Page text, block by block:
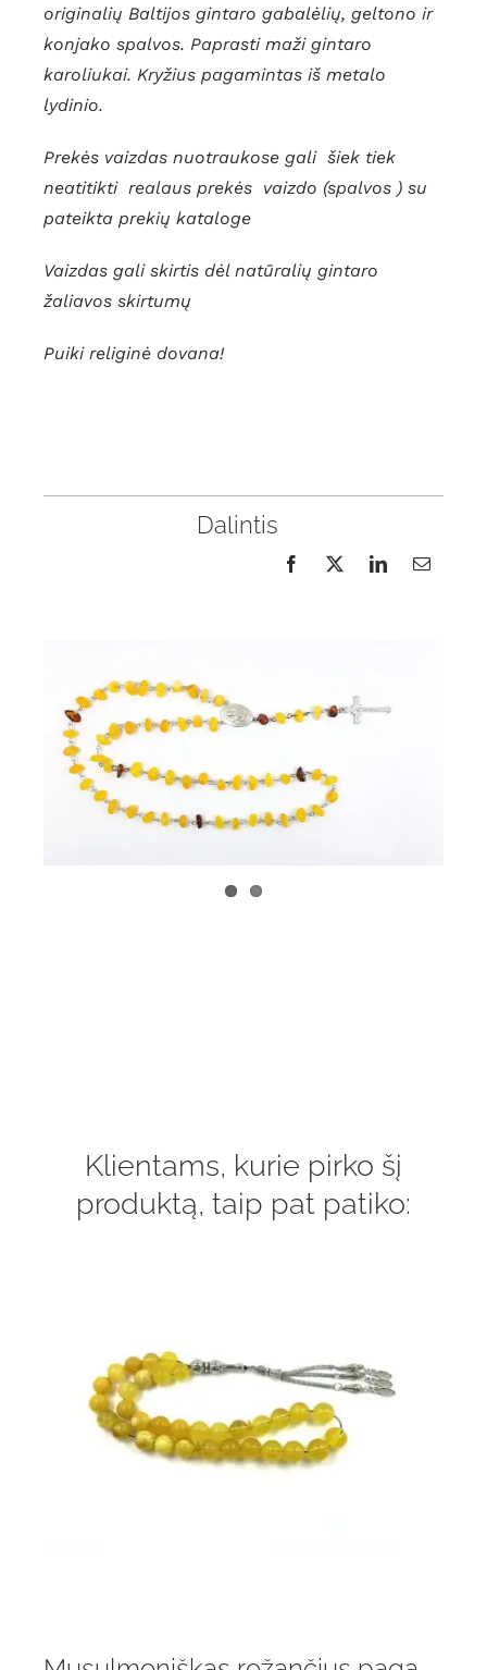
originalių Baltijos gintaro gabalėlių, geltono ir
konjako spalvos. Paprasti maži gintaro
karoliukai. Kryžius pagamintas iš metalo
lydinio.
Prekės vaizdas nuotraukose gali šiek tiek
neatitikti realaus prekės vaizdo (spalvos ) su
pateikta prekių kataloge
Vaizdas gali skirtis dėl natūralių gintaro
žaliavos skirtumų
Puiki religinė dovana!
Dalintis
Klientams, kurie pirko šį
produktą, taip pat patiko: